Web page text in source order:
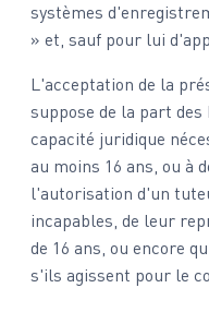
systèmes
» et, sauf pour lui
L'acceptation de la
suppose de la part
capacité juridique
au moins 16 ans, ou à
l'autorisation d'un
incapables, de leur
de 16 ans, ou encore
s'ils agissent pour le